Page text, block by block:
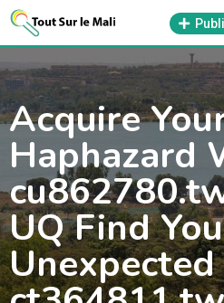
Aller
Acquire
Haphazard
UQ Find